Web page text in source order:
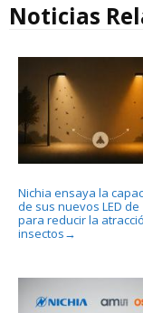
Noticias
Nichia ensaya la
de sus nuevos LED de
para reducir la
insectos →